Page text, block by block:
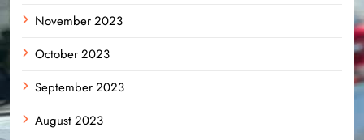
November 2023
October 2023
September 2023
August 2023